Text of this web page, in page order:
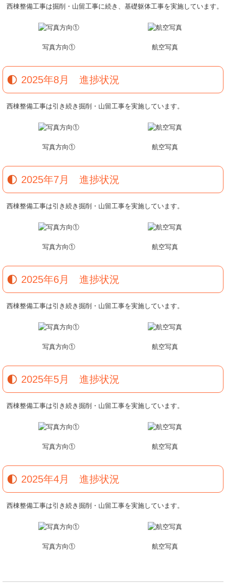
西棟整備工事は掘削・山留工事に続き、基礎躯体工事を実施しています。
写真方向① 航空写真
2025年8月 進捗状況
西棟整備工事は引き続き掘削・山留工事を実施しています。
写真方向① 航空写真
2025年7月 進捗状況
西棟整備工事は引き続き掘削・山留工事を実施しています。
写真方向① 航空写真
2025年6月 進捗状況
西棟整備工事は引き続き掘削・山留工事を実施しています。
写真方向① 航空写真
2025年5月 進捗状況
西棟整備工事は引き続き掘削・山留工事を実施しています。
写真方向① 航空写真
2025年4月 進捗状況
西棟整備工事は引き続き掘削・山留工事を実施しています。
写真方向① 航空写真